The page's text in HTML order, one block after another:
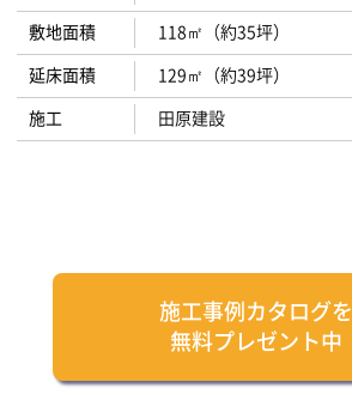
敷地面積 118㎡（約35坪）
延床面積 129㎡（約39坪）
施工 田原建設
施工事例カタログを
無料プレゼント中